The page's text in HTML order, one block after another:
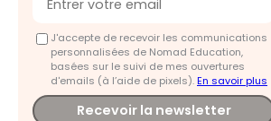
J'accepte de recevoir les communications
personnalisées de Nomad Education,
basées sur le suivi de mes ouvertures
d'emails (à l’aide de pixels).En savoir plus
Recevoir la newsletter